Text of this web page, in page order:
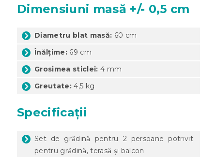
Dimensiuni masă +/- 0,5 cm
Diametru blat masă: 60 cm
Înălțime: 69 cm
Grosimea sticlei: 4 mm
Greutate: 4,5 kg
Specificații
Set de grădină pentru 2 persoane potrivit
pentru grădină, terasă și balcon